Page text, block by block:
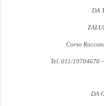
DA
Corso
Tel. 011/19704670
DA